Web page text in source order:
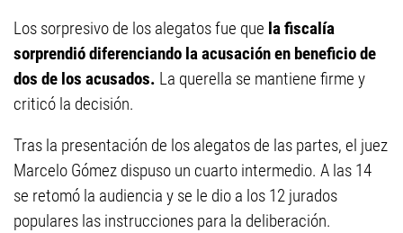
Los sorpresivo de los alegatos fue que la fiscalía
sorprendió diferenciando la acusación en beneficio de
dos de los acusados. La querella se mantiene firme y
criticó la decisión.
Tras la presentación de los alegatos de las partes, el juez
Marcelo Gómez dispuso un cuarto intermedio. A las 14
se retomó la audiencia y se le dio a los 12 jurados
populares las instrucciones para la deliberación.